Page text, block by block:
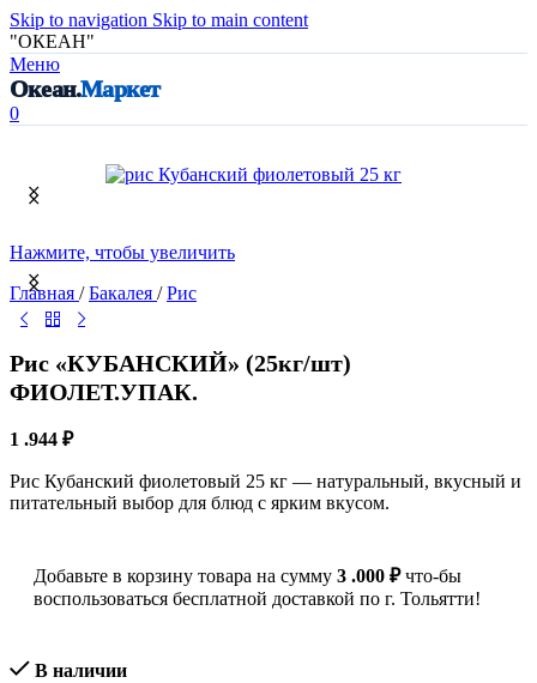
Skip to navigation Skip to main content
"ОКЕАН"
Меню
Океан.Маркет
0
Нажмите, чтобы увеличить
Главная / Бакалея / Рис
Рис «КУБАНСКИЙ» (25кг/шт)
ФИОЛЕТ.УПАК.
1 .944 ₽
Рис Кубанский фиолетовый 25 кг — натуральный, вкусный и
питательный выбор для блюд с ярким вкусом.
Добавьте в корзину товара на сумму 3 .000 ₽что-бы
воспользоваться бесплатной доставкой по г. Тольятти!
В наличии